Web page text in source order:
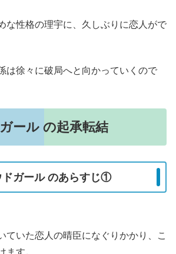
な性格の理宇に、久しぶりに恋人がで
は徐々に破局へと向かっていくので
ール の起承転結
ドガール のあらすじ①
ていた恋人の晴臣になぐりかかり、こ
ます。